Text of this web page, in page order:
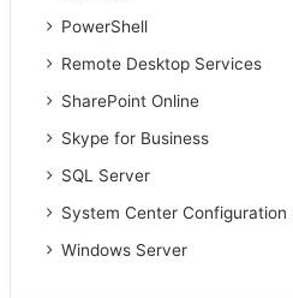
PowerShell
Remote Desktop Services
SharePoint Online
Skype for Business
SQL Server
System Center Configuration
Windows Server